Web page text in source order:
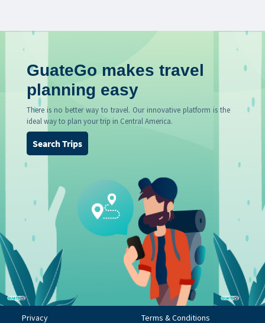
GuateGo makes travel
planning easy
There is no better way to travel. Our innovative platform is the
ideal way to plan your trip in Central America.
Search Trips
Privacy Terms & Conditions